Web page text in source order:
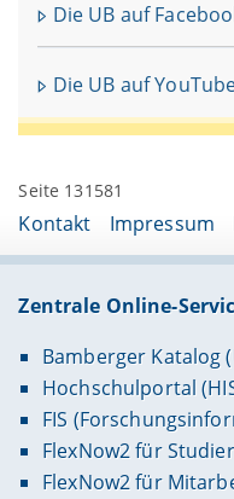
Die UB auf
Die UB auf
Seite 131581
Kontakt Impressum
Zentrale Online-
Bamberger Katalog
Hochschulportal
FIS
FlexNow2 für
FlexNow2 für